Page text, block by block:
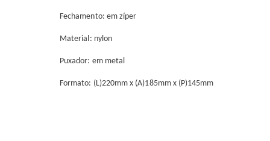
Fechamento: em zíper
Material: nylon
Puxador: em metal
Formato: (L)220mm x (A)185mm x (P)145mm